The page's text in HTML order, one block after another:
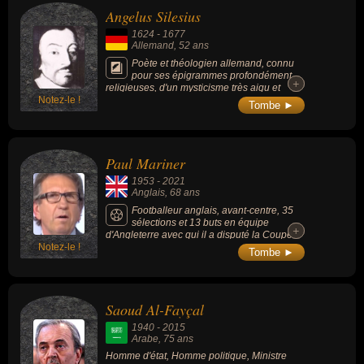
Notez-le !
Angelus Silesius
1624 - 1677
Allemand, 52 ans
Poète et théologien allemand, connu
pour ses épigrammes profondément
religieuses, d'un mysticisme très aigu et
particulier, considérées comme l'une des
œuvres lyriques les plus importantes de la
+
+
Tombe ►
Notez-le !
Paul Mariner
1953 - 2021
Anglais , 68 ans
Footballeur anglais, avant-centre, 35
sélections et 13 buts en équipe
d'Angleterre avec qui il a disputé la Coupe+
+
Tombe ►
Saoud Al-Fayçal
1940 - 2015
Arabe, 75 ans
Homme d'état, Homme politique, Ministre